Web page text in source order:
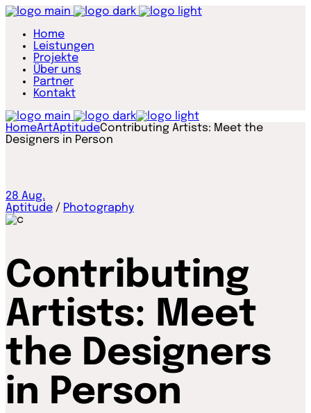
Home
Leistungen
Projekte
Über uns
Partner
Kontakt
HomeArtAptitudeContributing Artists: Meet the
Designers in Person
28 Aug.
Aptitude / Photography
Contributing
Artists: Meet
the Designers
in Person